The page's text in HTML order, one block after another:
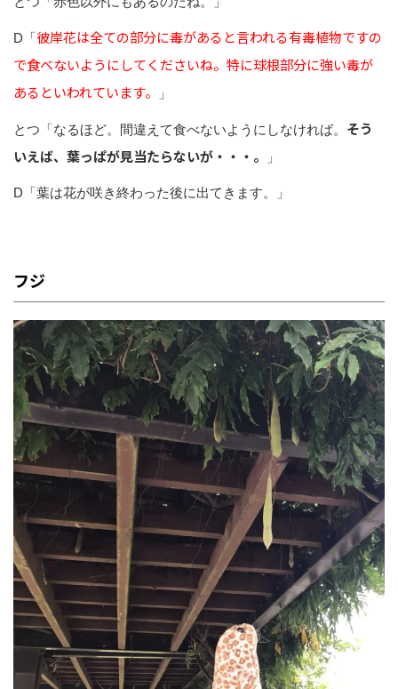
D「彼岸花は全ての部分に毒があると言われる有毒植物ですの
で食べないようにしてくださいね。特に球根部分に強い毒が
あるといわれています。
」
とつ「なるほど。間違えて食べないようにしなければ。 そう
いえば、葉っぱが見当たらないが・・・。
」
D「葉は花が咲き終わった後に出てきます。」
フジ